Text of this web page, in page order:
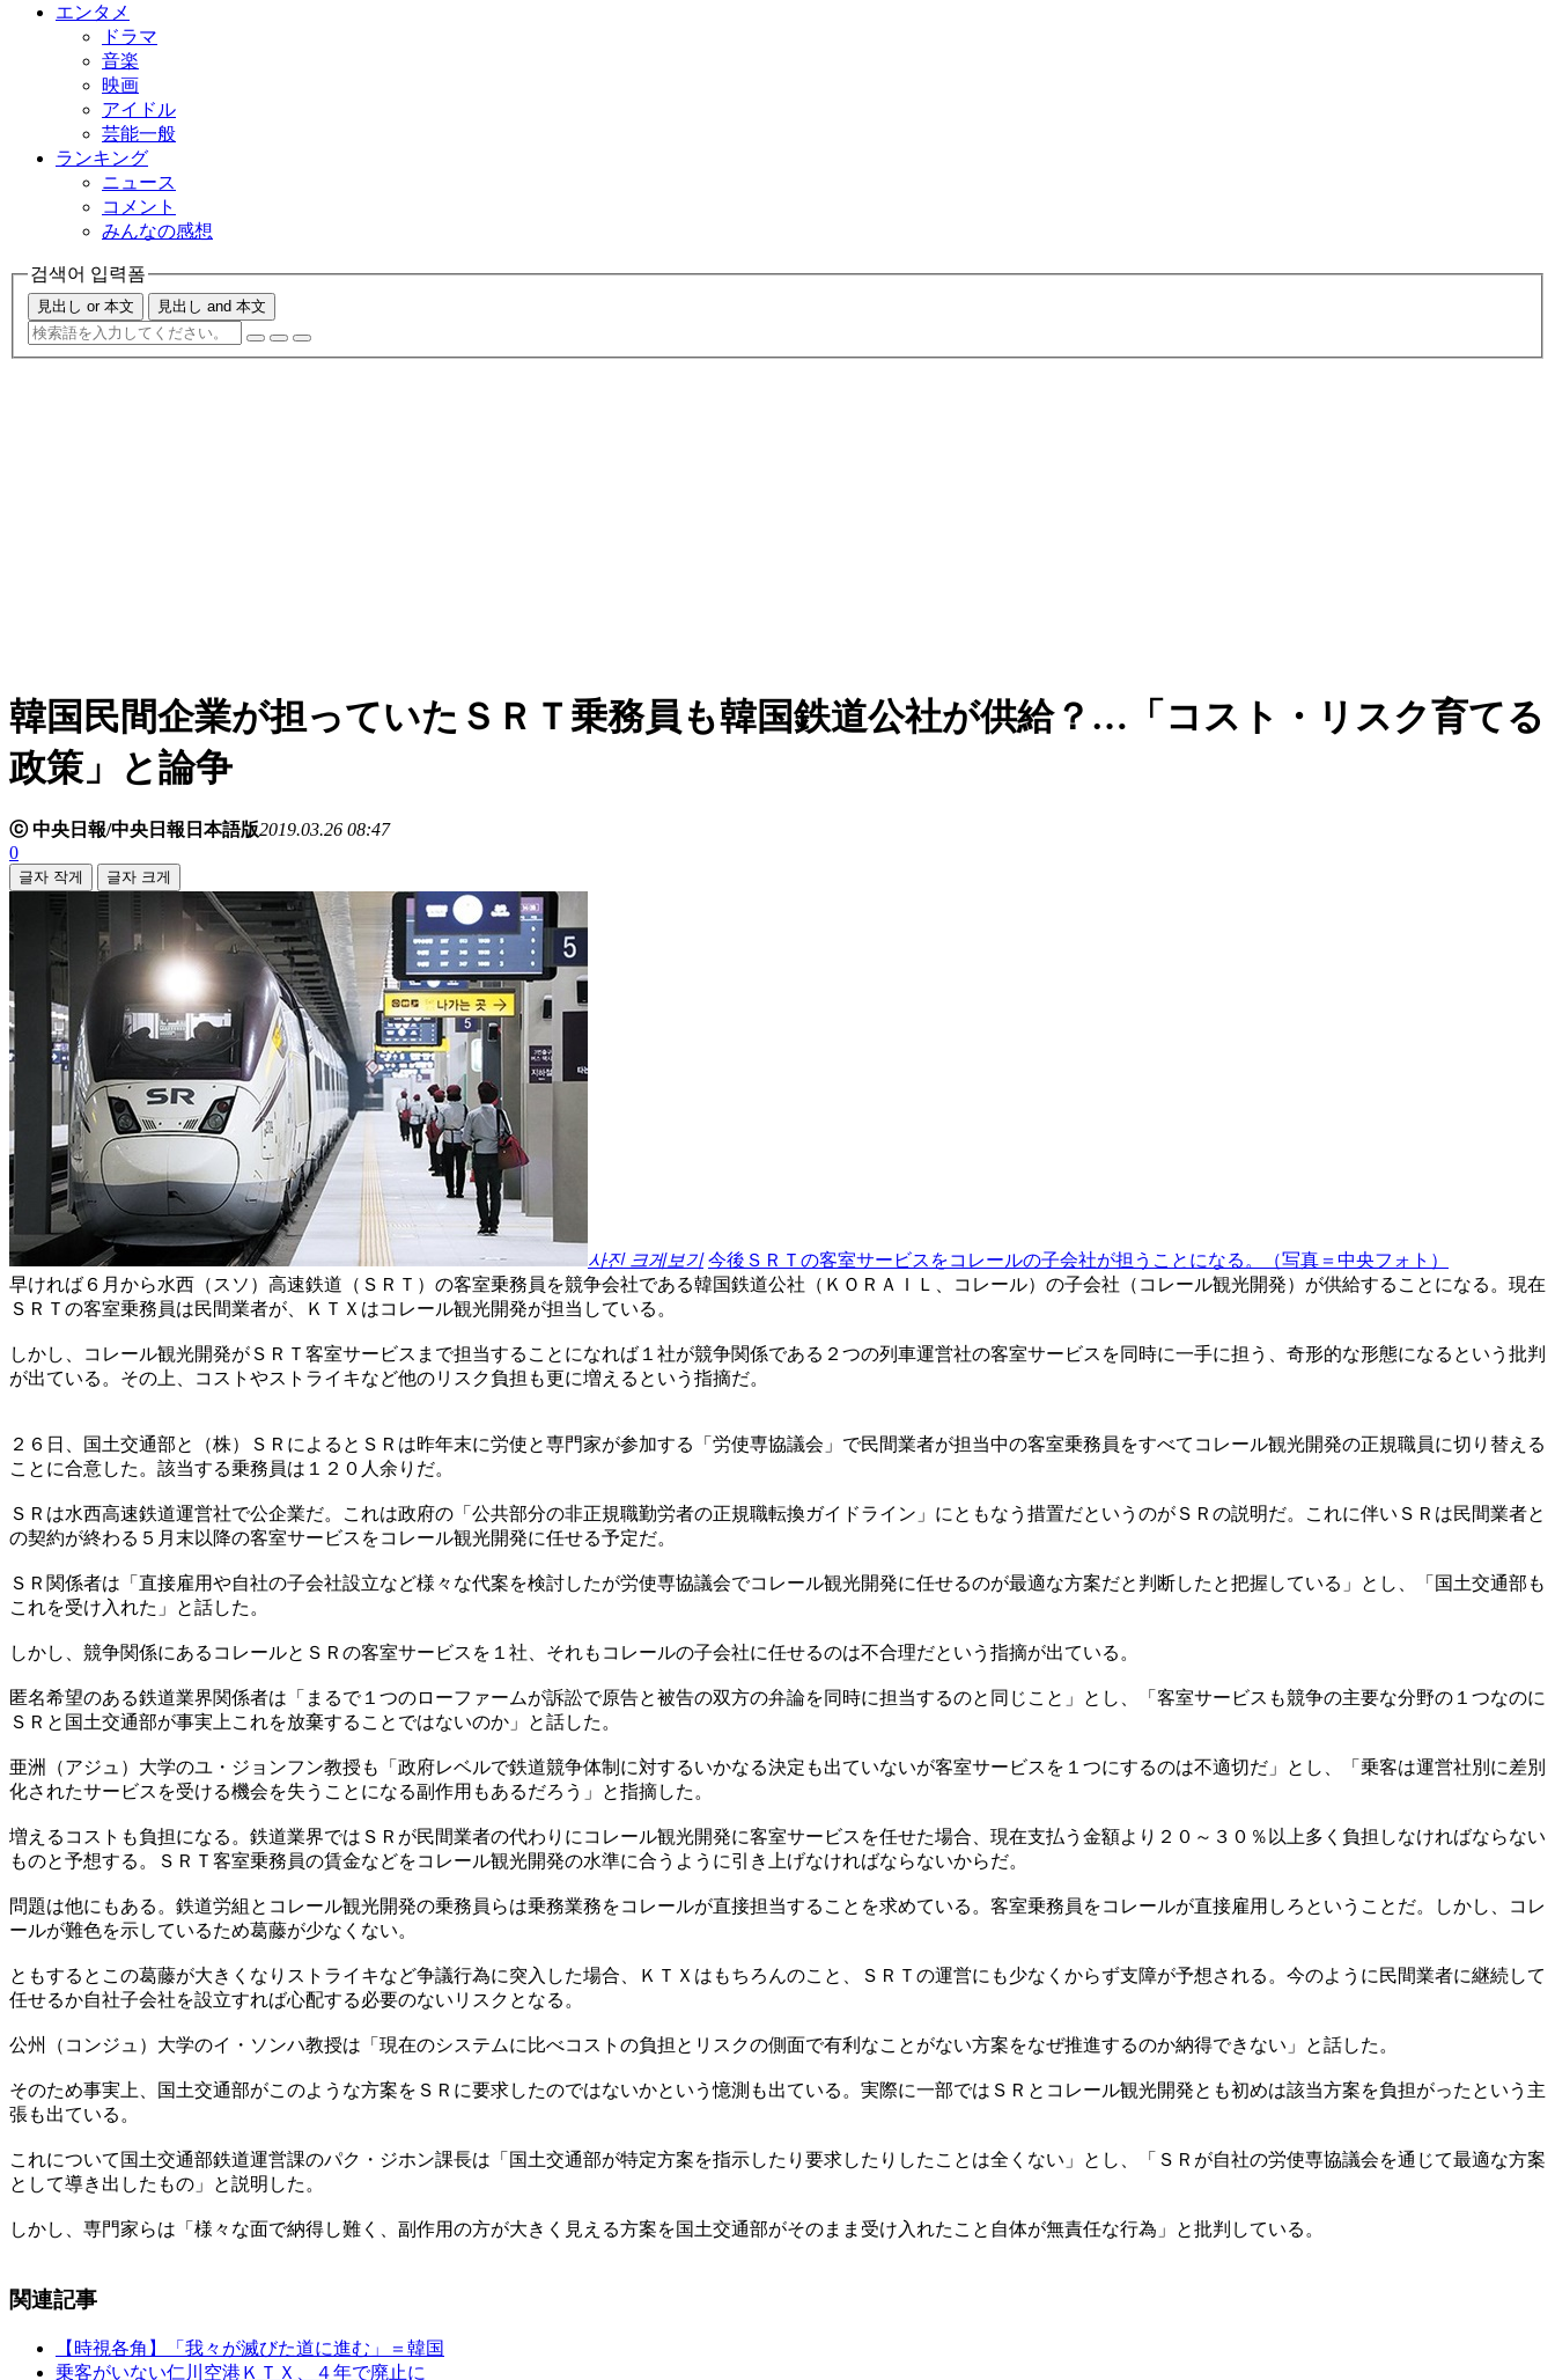
エンタメ
ドラマ
音楽
映画
アイドル
芸能一般
ランキング
ニュース
コメント
みんなの感想
검색어 입력폼
見出し or 本文 見出し and 本文
韓国民間企業が担っていたＳＲＴ乗務員も韓国鉄道公社が供給？…「コスト・リスク育てる
政策」と論争
ⓒ 中央日報/中央日報日本語版2019.03.26 08:47
0
글자 작게 글자 크게
사진 크게보기 今後ＳＲＴの客室サービスをコレールの子会社が担うことになる。（写真＝中央フォト）
早ければ６月から水西（スソ）高速鉄道（ＳＲＴ）の客室乗務員を競争会社である韓国鉄道公社（ＫＯＲＡＩＬ、コレール）の子会社（コレール観光開発）が供給することになる。現在
ＳＲＴの客室乗務員は民間業者が、ＫＴＸはコレール観光開発が担当している。
しかし、コレール観光開発がＳＲＴ客室サービスまで担当することになれば１社が競争関係である２つの列車運営社の客室サービスを同時に一手に担う、奇形的な形態になるという批判
が出ている。その上、コストやストライキなど他のリスク負担も更に増えるという指摘だ。
２６日、国土交通部と（株）ＳＲによるとＳＲは昨年末に労使と専門家が参加する「労使専協議会」で民間業者が担当中の客室乗務員をすべてコレール観光開発の正規職員に切り替える
ことに合意した。該当する乗務員は１２０人余りだ。
ＳＲは水西高速鉄道運営社で公企業だ。これは政府の「公共部分の非正規職勤労者の正規職転換ガイドライン」にともなう措置だというのがＳＲの説明だ。これに伴いＳＲは民間業者と
の契約が終わる５月末以降の客室サービスをコレール観光開発に任せる予定だ。
ＳＲ関係者は「直接雇用や自社の子会社設立など様々な代案を検討したが労使専協議会でコレール観光開発に任せるのが最適な方案だと判断したと把握している」とし、「国土交通部も
これを受け入れた」と話した。
しかし、競争関係にあるコレールとＳＲの客室サービスを１社、それもコレールの子会社に任せるのは不合理だという指摘が出ている。
匿名希望のある鉄道業界関係者は「まるで１つのローファームが訴訟で原告と被告の双方の弁論を同時に担当するのと同じこと」とし、「客室サービスも競争の主要な分野の１つなのに
ＳＲと国土交通部が事実上これを放棄することではないのか」と話した。
亜洲（アジュ）大学のユ・ジョンフン教授も「政府レベルで鉄道競争体制に対するいかなる決定も出ていないが客室サービスを１つにするのは不適切だ」とし、「乗客は運営社別に差別
化されたサービスを受ける機会を失うことになる副作用もあるだろう」と指摘した。
増えるコストも負担になる。鉄道業界ではＳＲが民間業者の代わりにコレール観光開発に客室サービスを任せた場合、現在支払う金額より２０～３０％以上多く負担しなければならない
ものと予想する。ＳＲＴ客室乗務員の賃金などをコレール観光開発の水準に合うように引き上げなければならないからだ。
問題は他にもある。鉄道労組とコレール観光開発の乗務員らは乗務業務をコレールが直接担当することを求めている。客室乗務員をコレールが直接雇用しろということだ。しかし、コレ
ールが難色を示しているため葛藤が少なくない。
ともするとこの葛藤が大きくなりストライキなど争議行為に突入した場合、ＫＴＸはもちろんのこと、ＳＲＴの運営にも少なくからず支障が予想される。今のように民間業者に継続して
任せるか自社子会社を設立すれば心配する必要のないリスクとなる。
公州（コンジュ）大学のイ・ソンハ教授は「現在のシステムに比べコストの負担とリスクの側面で有利なことがない方案をなぜ推進するのか納得できない」と話した。
そのため事実上、国土交通部がこのような方案をＳＲに要求したのではないかという憶測も出ている。実際に一部ではＳＲとコレール観光開発とも初めは該当方案を負担がったという主
張も出ている。
これについて国土交通部鉄道運営課のパク・ジホン課長は「国土交通部が特定方案を指示したり要求したりしたことは全くない」とし、「ＳＲが自社の労使専協議会を通じて最適な方案
として導き出したもの」と説明した。
しかし、専門家らは「様々な面で納得し難く、副作用の方が大きく見える方案を国土交通部がそのまま受け入れたこと自体が無責任な行為」と批判している。
関連記事
【時視各角】「我々が滅びた道に進む」＝韓国
乗客がいない仁川空港ＫＴＸ、４年で廃止に